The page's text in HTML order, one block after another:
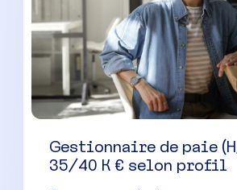
Gestionnaire de paie
35/40 K € selon profil